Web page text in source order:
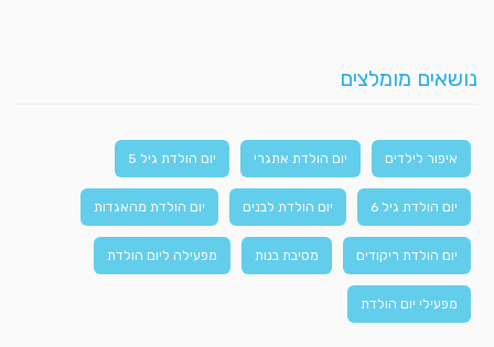
נושאים מומלצים
איפור לילדים יום הולדת אתגרי יום הולדת גיל 5
יום הולדת גיל 6 יום הולדת לבנים יום הולדת מהאגדות
יום הולדת ריקודים מסיבת בנות מפעילה ליום הולדת
מפעילי יום הולדת